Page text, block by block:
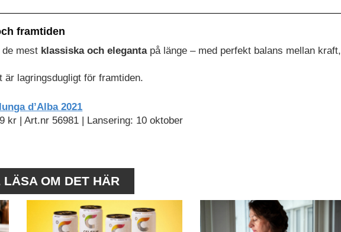
framtiden
mest klassiska och elegantapå länge – med perfekt balans mellan kraft,
lagringsdugligt för framtiden.
d’Alba 2021
kr | Art.nr 56981 | Lansering: 10 oktober
OM DET HÄR